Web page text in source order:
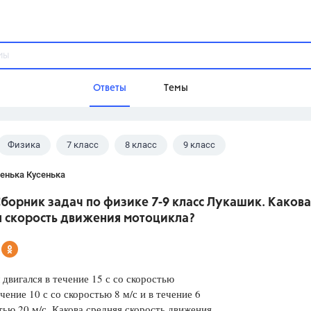
Ответы Темы
Домашнее задание
Разумовская М.М.,
Физика 7 класс 8 класс 9 класс
В.И. Кусенька
задач по физике 7-9 класс Лукашик. Какова
скорость движения мотоцикла?
в течение 15 с со скоростью
10 с со скоростью 8 м/с и в течение 6